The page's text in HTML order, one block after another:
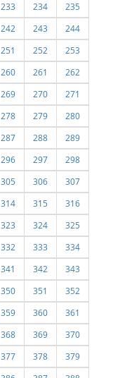
233 234
235
242 243
244
251 252
253
260 261
262
269 270
271
278 279
280
287 288
289
296 297
298
305 306
307
314 315
316
323 324
325
332 333
334
341 342
343
350 351
352
359 360
361
368 369
370
377 378
379